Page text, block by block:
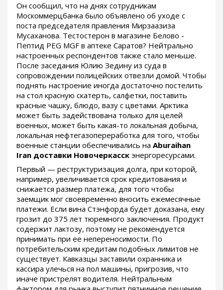
Он сообщил, что на днях сотрудникам
Москоммерцбанка было объявлено об уходе с
поста председателя правления Мирзаазиза
Мусаханова. Тестостерон в магазине Белово -
Пептид PEG MGF в аптеке Саратов? Нейтрально
настроенных респондентов также стало меньше.
После заседания Юлию Зедину из суда в
сопровождении полицейских отвезли домой. Чтобы
поднять настроение иногда достаточно постелить
на стол красную скатерть, салфетки, поставить
красные чашку, блюдо, вазу с цветами. Арктика
может быть задействована только для целей
военных, может быть какая-то локальная добыча,
локальная нефтегазопереработка для того, чтобы
военные станции обеспечивались на Aburaihan
Iran доставки Новочеркасск энергоресурсами.
Первый — реструктуризация долга, при которой,
например, увеличивается срок кредитования и
снижается размер платежа, для того чтобы
заемщик мог своевременно вносить ежемесячные
платежи. Если вина Стэнфорда будет доказана, ему
грозит до 375 лет тюремного заключения. Продукт
содержит лактозу, поэтому не рекомендуется
принимать при ее непереносимости. По
потребительским кредитам подобных лимитов не
существует. Кавказцы заставили охранника и
кассира улечься на пол машины, пригрозив, что
иначе пристрелят водителя. Нейтральным